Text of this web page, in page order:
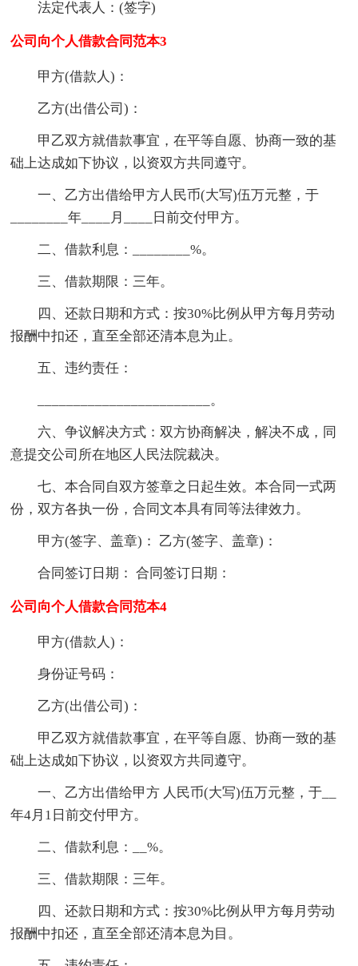
法定代表人：(签字)
公司向个人借款合同范本3
甲方(借款人)：
乙方(出借公司)：
甲乙双方就借款事宜，在平等自愿、协商一致的基
础上达成如下协议，以资双方共同遵守。
一、乙方出借给甲方人民币(大写)伍万元整，于
________年____月____日前交付甲方。
二、借款利息：________%。
三、借款期限：三年。
四、还款日期和方式：按30%比例从甲方每月劳动
报酬中扣还，直至全部还清本息为止。
五、违约责任：
________________________。
六、争议解决方式：双方协商解决，解决不成，同
意提交公司所在地区人民法院裁决。
七、本合同自双方签章之日起生效。本合同一式两
份，双方各执一份，合同文本具有同等法律效力。
甲方(签字、盖章)： 乙方(签字、盖章)：
合同签订日期： 合同签订日期：
公司向个人借款合同范本4
甲方(借款人)：
身份证号码：
乙方(出借公司)：
甲乙双方就借款事宜，在平等自愿、协商一致的基
础上达成如下协议，以资双方共同遵守。
一、乙方出借给甲方 人民币(大写)伍万元整，于__
年4月1日前交付甲方。
二、借款利息：__%。
三、借款期限：三年。
四、还款日期和方式：按30%比例从甲方每月劳动
报酬中扣还，直至全部还清本息为目。